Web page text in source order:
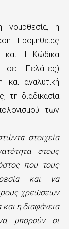
νομοθεσία, η
Προμήθειας
ΙΙ Κώδικα
σε Πελάτες)
αναλυτική
τη διαδικασία
των
στοιχεία
στους
που τους
και να
χρεώσεων
η διαφάνεια
μπορούν οι